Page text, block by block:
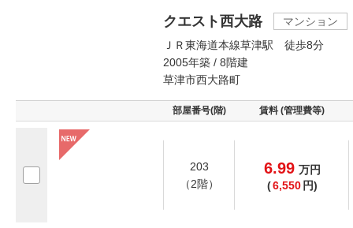
クエスト西大路
マンション
ＪＲ東海道本線草津駅 徒歩8分
2005年築 / 8階建
草津市西大路町
部屋番号(階) 賃料 (管理費等)
203
（2階）
6.99 万円
(6,550 円)